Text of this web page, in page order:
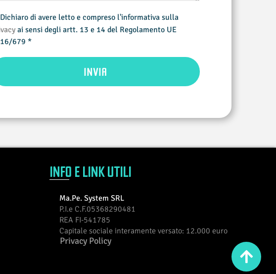
Dichiaro di avere letto e compreso l'informativa sulla
ai sensi degli artt. 13 e 14 del Regolamento UE
679 *
INVIA
INFO E LINK UTILI
Ma.Pe. System SRL
P.I.e C.F.05368290481
REA FI-541785
Capitale sociale interamente versato: 12.000 euro
Privacy Policy